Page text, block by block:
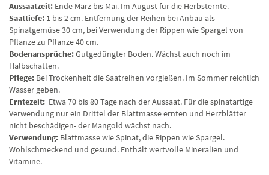
Aussaatzeit: Ende März bis Mai. Im August für die Herbsternte.
Saattiefe: 1 bis 2 cm. Entfernung der Reihen bei Anbau als
Spinatgemüse 30 cm, bei Verwendung der Rippen wie Spargel von
Pflanze zu Pflanze 40 cm.
Bodenansprüche:Gutgedüngter Boden. Wächst auch noch im
Halbschatten.
Pflege: Bei Trockenheit die Saatreihen vorgießen. Im Sommer reichlich
Wasser geben.
Erntezeit: Etwa 70 bis 80 Tage nach der Aussaat. Für die spinatartige
Verwendung nur ein Drittel der Blattmasse ernten und Herzblätter
nicht beschädigen- der Mangold wächst nach.
Verwendung: Blattmasse wie Spinat, die Rippen wie Spargel.
Wohlschmeckend und gesund. Enthält wertvolle Mineralien und
Vitamine.